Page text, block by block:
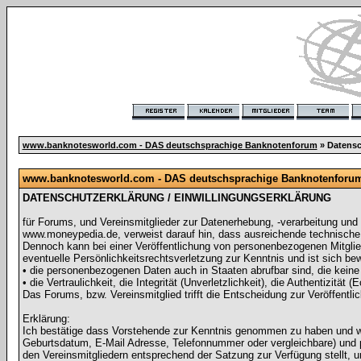
www.banknotesworld.com - DAS deutschsprachige Banknotenforum »
www.banknotesworld.com - DAS deutschsprachige
DATENSCHUTZERKLÄRUNG / EINWILLINGUNGSERKLÄRUNG
für Forums, und Vereinsmitglieder zur Datenerhebung, -verarbeitung
www.moneypedia.de, verweist darauf hin, dass ausreichende
Dennoch kann bei einer Veröffentlichung von personenbezogenen
eventuelle Persönlichkeitsrechtsverletzung zur Kenntnis und ist sich
• die personenbezogenen Daten auch in Staaten abrufbar sind, die
• die Vertraulichkeit, die Integrität (Unverletzlichkeit), die Authentizität
Das Forums, bzw. Vereinsmitglied trifft die Entscheidung zur
Erklärung:
Ich bestätige dass Vorstehende zur Kenntnis genommen zu haben
Geburtsdatum, E-Mail Adresse, Telefonnummer oder vergleichbare)
den Vereinsmitgliedern entsprechend der Satzung zur Verfügung stellt,